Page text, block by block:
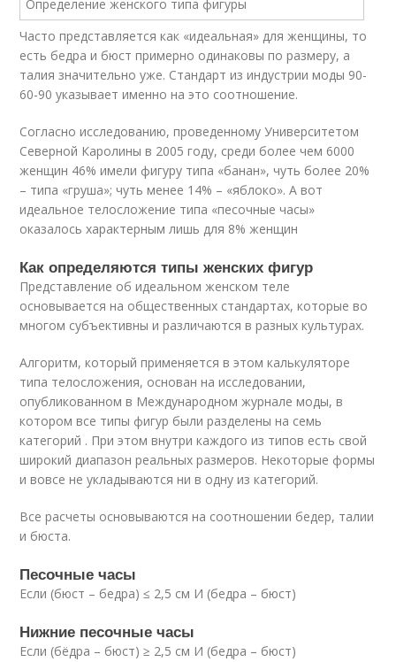
Часто представляется как «идеальная» для женщины, то
есть бедра и бюст примерно одинаковы по размеру, а
талия значительно уже. Стандарт из индустрии моды 90-
60-90 указывает именно на это соотношение.
Согласно исследованию, проведенному Университетом
Северной Каролины в 2005 году, среди более чем 6000
женщин 46% имели фигуру типа «банан», чуть более 20%
– типа «груша»; чуть менее 14% – «яблоко». А вот
идеальное телосложение типа «песочные часы»
оказалось характерным лишь для 8% женщин
Как определяются типы женских фигур
Представление об идеальном женском теле
основывается на общественных стандартах, которые во
многом субъективны и различаются в разных культурах.
Алгоритм, который применяется в этом калькуляторе
типа телосложения, основан на исследовании,
опубликованном в Международном журнале моды, в
котором все типы фигур были разделены на семь
категорий . При этом внутри каждого из типов есть свой
широкий диапазон реальных размеров. Некоторые формы
и вовсе не укладываются ни в одну из категорий.
Все расчеты основываются на соотношении бедер, талии
и бюста.
Песочные часы
Если (бюст – бедра) ≤ 2,5 см И (бедра – бюст)
Нижние песочные часы
Если (бёдра – бюст) ≥ 2,5 см И (бедра – бюст)